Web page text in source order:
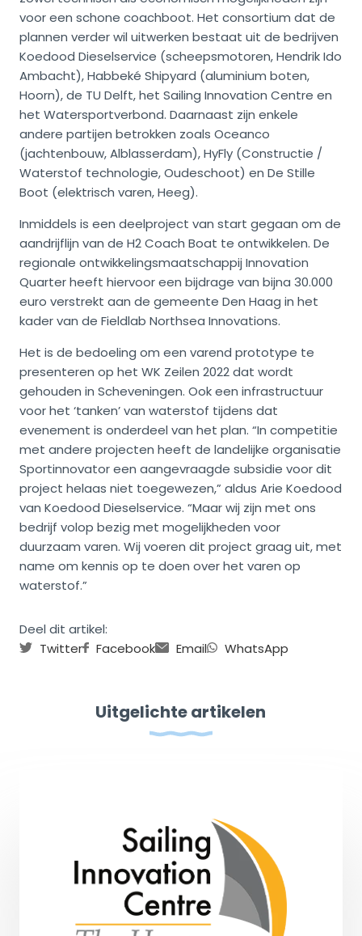
voor een schone coachboot. Het consortium dat de
plannen verder wil uitwerken bestaat uit de bedrijven
Koedood Dieselservice (scheepsmotoren, Hendrik Ido
Ambacht), Habbeké Shipyard (aluminium boten,
Hoorn), de TU Delft, het Sailing Innovation Centre en
het Watersportverbond. Daarnaast zijn enkele
andere partijen betrokken zoals Oceanco
(jachtenbouw, Alblasserdam), HyFly (Constructie /
Waterstof technologie, Oudeschoot) en De Stille
Boot (elektrisch varen, Heeg).
Inmiddels is een deelproject van start gegaan om de
aandrijflijn van de H2 Coach Boat te ontwikkelen. De
regionale ontwikkelingsmaatschappij Innovation
Quarter heeft hiervoor een bijdrage van bijna 30.000
euro verstrekt aan de gemeente Den Haag in het
kader van de Fieldlab Northsea Innovations.
Het is de bedoeling om een varend prototype te
presenteren op het WK Zeilen 2022 dat wordt
gehouden in Scheveningen. Ook een infrastructuur
voor het ‘tanken’ van waterstof tijdens dat
evenement is onderdeel van het plan. “In competitie
met andere projecten heeft de landelijke organisatie
Sportinnovator een aangevraagde subsidie voor dit
project helaas niet toegewezen,” aldus Arie Koedood
van Koedood Dieselservice. “Maar wij zijn met ons
bedrijf volop bezig met mogelijkheden voor
duurzaam varen. Wij voeren dit project graag uit, met
name om kennis op te doen over het varen op
waterstof.”
Deel dit artikel:
Twitter
Facebook Email WhatsApp
Uitgelichte artikelen